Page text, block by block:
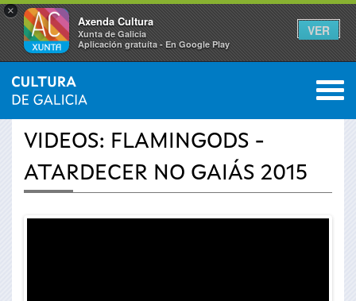
×
Axenda Cultura
Xunta de Galicia
Aplicación gratuíta - En Google Play
VER
Vostede
aquí
INICIO › ACTUALIDADE 0
VIDEOS: FLAMINGODS -
ATARDECER NO GAIÁS 2015